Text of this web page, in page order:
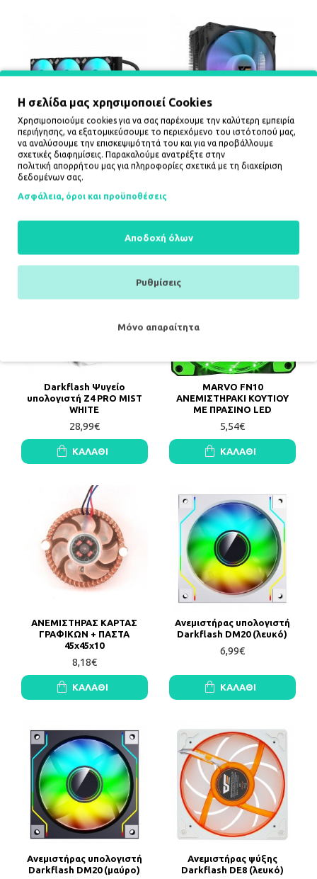
Darkflash Ψυγείο
υπολογιστή DN-D360
ΜΑΥΡΟ
99,00€
Darkflash Ψυγείο
υπολογιστή Z4 PRO MIST
BLACK
Darkflash Ψυγείο
υπολογιστή Z4 PRO MIST
WHITE
28,99€
ΚΑΛΆΘΙ
MARVO FN10
ΑΝΕΜΙΣΤΗΡΑΚΙ ΚΟΥΤΙΟΥ
ΜΕ ΠΡΑΣΙΝΟ LED
5,54€
ΚΑΛΆΘΙ
ΑΝΕΜΙΣΤΗΡΑΣ ΚΑΡΤΑΣ
ΓΡΑΦΙΚΩΝ + ΠΑΣΤΑ
45x45x10
8,18€
ΚΑΛΆΘΙ
Ανεμιστήρας υπολογιστή
Darkflash DM20 (λευκό)
6,99€
ΚΑΛΆΘΙ
Ανεμιστήρας υπολογιστή
Darkflash DM20 (μαύρο)
Ανεμιστήρας ψύξης
Darkflash DE8 (λευκό)
Η σελίδα μας χρησιμοποιεί Cookies
Χρησιμοποιούμε cookies για να σας παρέχουμε την καλύτερη εμπειρία
περιήγησης, να εξατομικεύσουμε το περιεχόμενο του ιστότοπού μας,
να αναλύσουμε την επισκεψιμότητά του και για να προβάλλουμε
σχετικές διαφημίσεις. Παρακαλούμε ανατρέξτε στην
πολιτική απορρήτου μας για πληροφορίες σχετικά με τη διαχείριση
δεδομένων σας.
Ασφάλεια, όροι και προϋποθέσεις
Αποδοχή όλων
Ρυθμίσεις
Μόνο απαραίτητα